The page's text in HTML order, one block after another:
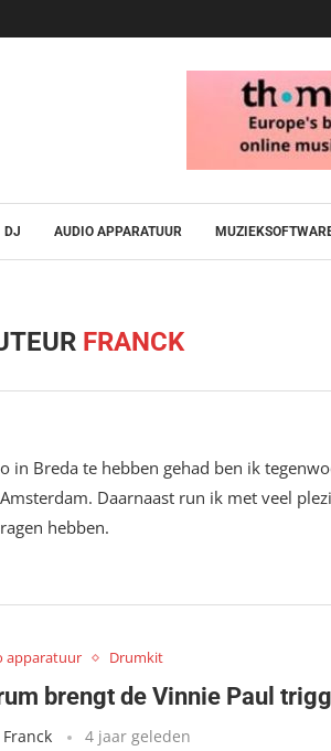
DJ AUDIO APPARATUUR
FRANCK
in Breda te hebben gehad ben ik
Daarnaast run ik met veel
hebben.
apparatuur Drumkit
brengt de Vinnie Paul
Franck 4 jaar geleden